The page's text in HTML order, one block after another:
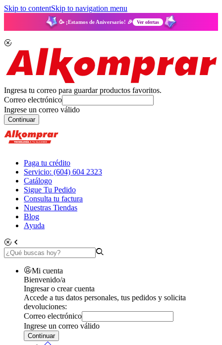
Skip to contentSkip to navigation menu
🥳 ¡Estamos de Aniversario! 🎉 Ver ofertas
Ingresa tu correo para guardar productos favoritos.
Correo electrónico
Ingrese un correo válido
Continuar
Paga tu crédito
Servicio: (604) 604 2323
Catálogo
Sigue Tu Pedido
Consulta tu factura
Nuestras Tiendas
Blog
Ayuda
Mi cuenta
Bienvenido/a
Ingresar o crear cuenta
Accede a tus datos personales, tus pedidos y solicita
devoluciones:
Correo electrónico
Ingrese un correo válido
Continuar